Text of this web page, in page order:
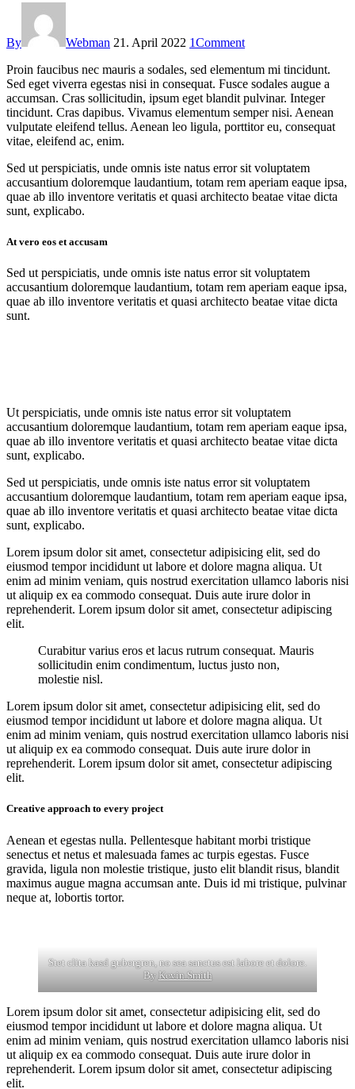
By Webman 21. April 2022 1Comment
Proin faucibus nec mauris a sodales, sed elementum mi tincidunt.
Sed eget viverra egestas nisi in consequat. Fusce sodales augue a
accumsan. Cras sollicitudin, ipsum eget blandit pulvinar. Integer
tincidunt. Cras dapibus. Vivamus elementum semper nisi. Aenean
vulputate eleifend tellus. Aenean leo ligula, porttitor eu, consequat
vitae, eleifend ac, enim.
Sed ut perspiciatis, unde omnis iste natus error sit voluptatem
accusantium doloremque laudantium, totam rem aperiam eaque ipsa,
quae ab illo inventore veritatis et quasi architecto beatae vitae dicta
sunt, explicabo.
At vero eos et accusam
Sed ut perspiciatis, unde omnis iste natus error sit voluptatem
accusantium doloremque laudantium, totam rem aperiam eaque ipsa,
quae ab illo inventore veritatis et quasi architecto beatae vitae dicta
sunt.
Ut perspiciatis, unde omnis iste natus error sit voluptatem
accusantium doloremque laudantium, totam rem aperiam eaque ipsa,
quae ab illo inventore veritatis et quasi architecto beatae vitae dicta
sunt, explicabo.
Sed ut perspiciatis, unde omnis iste natus error sit voluptatem
accusantium doloremque laudantium, totam rem aperiam eaque ipsa,
quae ab illo inventore veritatis et quasi architecto beatae vitae dicta
sunt, explicabo.
Lorem ipsum dolor sit amet, consectetur adipisicing elit, sed do
eiusmod tempor incididunt ut labore et dolore magna aliqua. Ut
enim ad minim veniam, quis nostrud exercitation ullamco laboris nisi
ut aliquip ex ea commodo consequat. Duis aute irure dolor in
reprehenderit. Lorem ipsum dolor sit amet, consectetur adipiscing
elit.
Curabitur varius eros et lacus rutrum consequat. Mauris
sollicitudin enim condimentum, luctus justo non,
molestie nisl.
Lorem ipsum dolor sit amet, consectetur adipisicing elit, sed do
eiusmod tempor incididunt ut labore et dolore magna aliqua. Ut
enim ad minim veniam, quis nostrud exercitation ullamco laboris nisi
ut aliquip ex ea commodo consequat. Duis aute irure dolor in
reprehenderit. Lorem ipsum dolor sit amet, consectetur adipiscing
elit.
Creative approach to every project
Aenean et egestas nulla. Pellentesque habitant morbi tristique
senectus et netus et malesuada fames ac turpis egestas. Fusce
gravida, ligula non molestie tristique, justo elit blandit risus, blandit
maximus augue magna accumsan ante. Duis id mi tristique, pulvinar
neque at, lobortis tortor.
Stet clita kasd gubergren, no sea sanctus est labore et dolore.
By Kevin Smith
Lorem ipsum dolor sit amet, consectetur adipisicing elit, sed do
eiusmod tempor incididunt ut labore et dolore magna aliqua. Ut
enim ad minim veniam, quis nostrud exercitation ullamco laboris nisi
ut aliquip ex ea commodo consequat. Duis aute irure dolor in
reprehenderit. Lorem ipsum dolor sit amet, consectetur adipiscing
elit.